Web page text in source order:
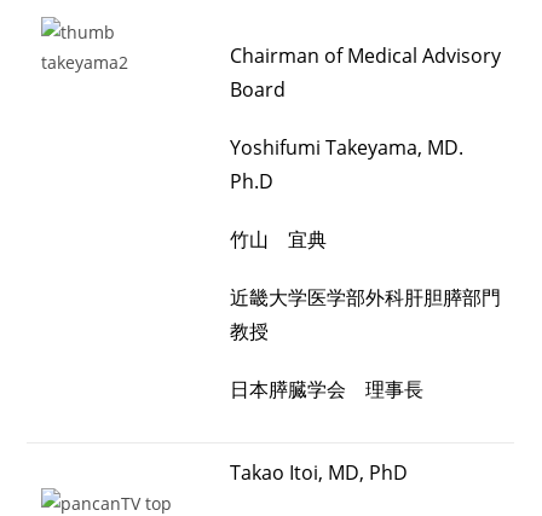
Chairman of Medical Advisory
Board
Yoshifumi Takeyama, MD.
Ph.D
竹山 宜典
近畿大学医学部外科肝胆膵部門
教授
日本膵臓学会 理事長
Takao Itoi, MD, PhD